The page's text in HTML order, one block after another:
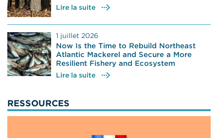
Lire la suite
1 juillet 2026
Now Is the Time to Rebuild Northeast
Atlantic Mackerel and Secure a More
Resilient Fishery and Ecosystem
Lire la suite
RESSOURCES